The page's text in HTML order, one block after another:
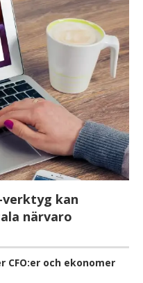
verktyg kan
närvaro
CFO:er och ekonomer